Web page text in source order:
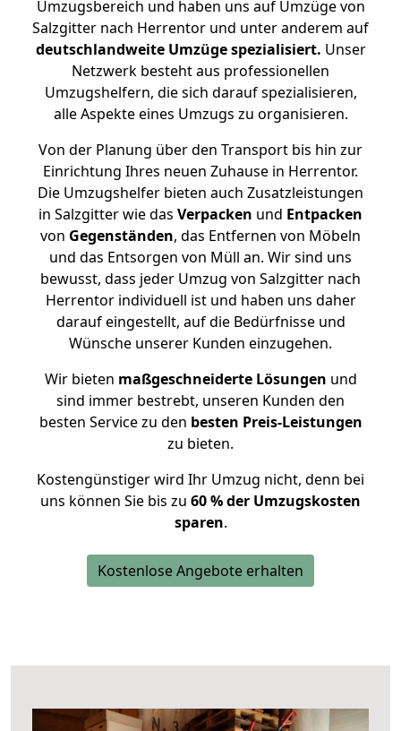
Umzugsbereich und haben uns auf Umzüge von
Salzgitter nach Herrentor und unter anderem auf
deutschlandweite Umzüge spezialisiert. Unser
Netzwerk besteht aus professionellen
Umzugshelfern, die sich darauf spezialisieren,
alle Aspekte eines Umzugs zu organisieren.
Von der Planung über den Transport bis hin zur
Einrichtung Ihres neuen Zuhause in Herrentor.
Die Umzugshelfer bieten auch Zusatzleistungen
in Salzgitter wie das Verpacken und Entpacken
von Gegenständen, das Entfernen von Möbeln
und das Entsorgen von Müll an. Wir sind uns
bewusst, dass jeder Umzug von Salzgitter nach
Herrentor individuell ist und haben uns daher
darauf eingestellt, auf die Bedürfnisse und
Wünsche unserer Kunden einzugehen.
Wir bieten maßgeschneiderte Lösungen und
sind immer bestrebt, unseren Kunden den
besten Service zu den besten Preis-Leistungen
zu bieten.
Kostengünstiger wird Ihr Umzug nicht, denn bei
uns können Sie bis zu 60 % der Umzugskosten
sparen.
Kostenlose Angebote erhalten